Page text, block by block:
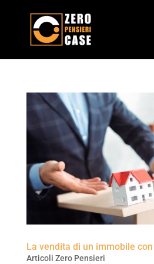
La vendita di un immobile
Articoli Zero Pensieri